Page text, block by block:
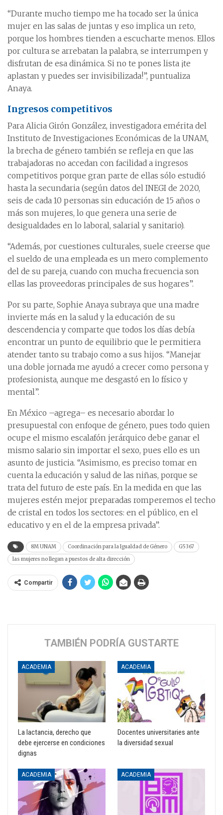
“Durante mucho tiempo me ha tocado ser la única
mujer en las salas de juntas y eso implica un reto,
porque los hombres tienden a escucharte menos. Ellos
por cultura se arrebatan la palabra, se interrumpen y
disfrutan de esa dinámica. Si no te pones lista ¡te
aplastan y puedes ser invisibilizada!”, puntualiza
Anaya.
Ingresos competitivos
Para Alicia Girón González, investigadora emérita del
Instituto de Investigaciones Económicas de la UNAM,
la brecha de género también se refleja en que las
trabajadoras no accedan con facilidad a ingresos
competitivos porque gran parte de ellas sólo estudió
hasta la secundaria (según datos del INEGI de 2020,
seis de cada 10 personas sin educación de 15 años o
más son mujeres, lo que genera una serie de
desigualdades en lo laboral, salarial y sanitario).
“Además, por cuestiones culturales, suele creerse que
el sueldo de una empleada es un mero complemento
del de su pareja, cuando con mucha frecuencia son
ellas las proveedoras principales de sus hogares”.
Por su parte, Sophie Anaya subraya que una madre
invierte más en la salud y la educación de su
descendencia y comparte que todos los días debía
encontrar un punto de equilibrio que le permitiera
atender tanto su trabajo como a sus hijos. “Manejar
una doble jornada me ayudó a crecer como persona y
profesionista, aunque me desgastó en lo físico y
mental”.
En México –agrega– es necesario abordar lo
presupuestal con enfoque de género, pues todo quien
ocupe el mismo escalafón jerárquico debe ganar el
mismo salario sin importar el sexo, pues ello es un
asunto de justicia. “Asimismo, es preciso tomar en
cuenta la educación y salud de las niñas, porque se
trata del futuro de este país. En la medida en que las
mujeres estén mejor preparadas romperemos el techo
de cristal en todos los sectores: en el público, en el
educativo y en el de la empresa privada”.
8M UNAM Coordinación para la Igualdad de Género
G5367
las mujeres no llegan a puestos de alta dirección
Compartir
TAMBIÉN PODRÍA GUSTARTE
ACADEMIA
La lactancia, derecho que
debe ejercerse en condiciones
dignas
ACADEMIA
Docentes universitaries ante
la diversidad sexual
ACADEMIA ACADEMIA